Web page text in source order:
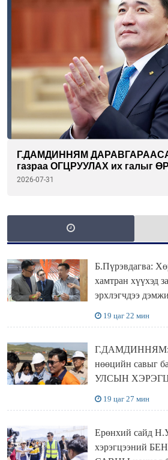
Г.ДАМДИННЯМ
газраа ОГЦРУУЛАХ их галыг
2026-07-31
Б.Пүрэвдагва:
хамтран хүүхэд
эрхлэгчдээ
19 цаг 22 мин
Г.ДАМДИННЯМ:
нөөцийн савыг
УЛСЫН
19 цаг 27 мин
Ерөнхий сайд
хэрэгцээний